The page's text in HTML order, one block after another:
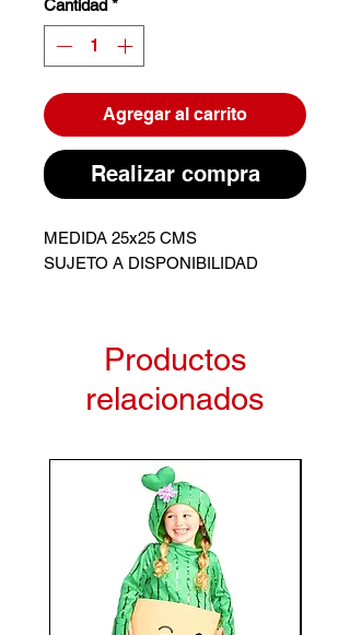
Cantidad *
Agregar al carrito
Realizar compra
MEDIDA 25x25 CMS
SUJETO A DISPONIBILIDAD
Productos
relacionados